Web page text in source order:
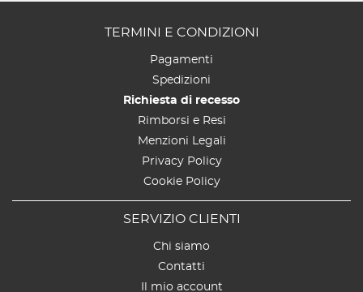
TERMINI E CONDIZIONI
Pagamenti
Spedizioni
Richiesta di recesso
Rimborsi e Resi
Menzioni Legali
Privacy Policy
Cookie Policy
SERVIZIO CLIENTI
Chi siamo
Contatti
Il mio account